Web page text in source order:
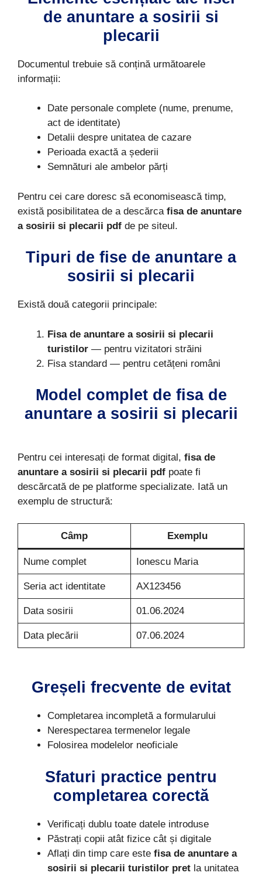
de anuntare a sosirii si
plecarii
Documentul trebuie să conțină următoarele
informații:
Date personale complete (nume, prenume,
act de identitate)
Detalii despre unitatea de cazare
Perioada exactă a șederii
Semnături ale ambelor părți
Pentru cei care doresc să economisească timp,
există posibilitatea de a descărca fisa de anuntare
a sosirii si plecarii pdf de pe siteul.
Tipuri de fise de anuntare a
sosirii si plecarii
Există două categorii principale:
Fisa de anuntare a sosirii si plecarii
turistilor — pentru vizitatori străini
Fisa standard — pentru cetățeni români
Model complet de fisa de
anuntare a sosirii si plecarii
Pentru cei interesați de format digital, fisa de
anuntare a sosirii si plecarii pdf poate fi
descărcată de pe platforme specializate. Iată un
exemplu de structură:
Câmp Exemplu
Nume complet Ionescu Maria
Seria act identitate AX123456
Data sosirii 01.06.2024
Data plecării 07.06.2024
Greșeli frecvente de evitat
Completarea incompletă a formularului
Nerespectarea termenelor legale
Folosirea modelelor neoficiale
Sfaturi practice pentru
completarea corectă
Verificați dublu toate datele introduse
Păstrați copii atât fizice cât și digitale
Aflați din timp care este fisa de anuntare a
sosirii si plecarii turistilor pret la unitatea